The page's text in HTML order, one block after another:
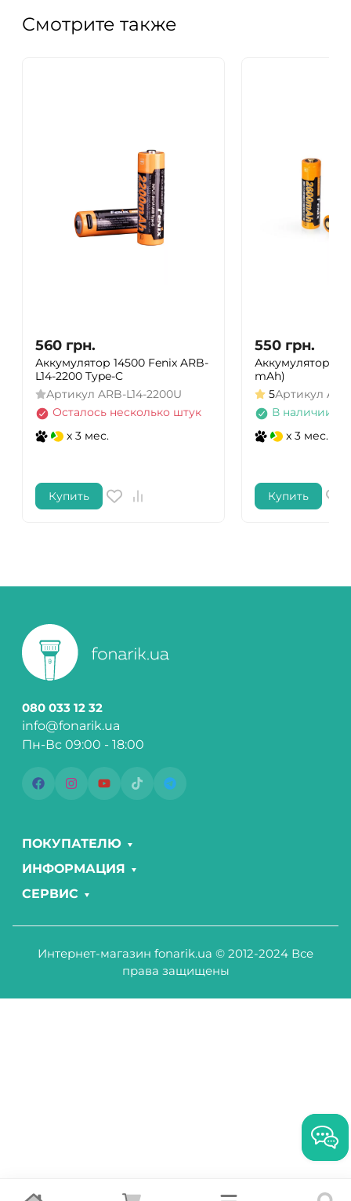
Смотрите также
560 грн.
Аккумулятор 14500 Fenix ARB-
L14-2200 Type-C
Артикул ARB-L14-2200U
Осталось несколько штук
x 3 мес.
Купить
550 грн.
Аккумулятор
mAh)
5Артикул
В наличии
x 3 мес.
Купить
080 033 12 32
info@fonarik.ua
Пн-Вс 09:00 - 18:00
ПОКУПАТЕЛЮ
ИНФОРМАЦИЯ
СЕРВИС
Интернет-магазин fonarik.ua © 2012-2024 Все
права защищены